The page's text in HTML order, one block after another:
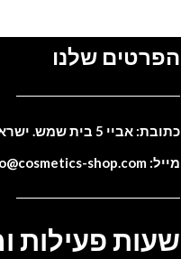
הפרטים שלנו
כתובת: אביי 5 בית שמש. ישראל
מייל: info@cosmetics-shop.com
שעות פעילות